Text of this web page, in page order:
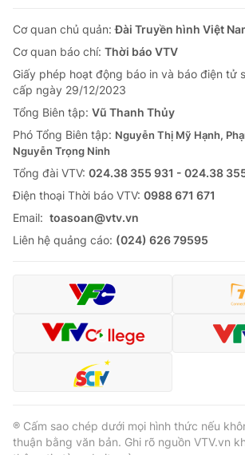
Giải sao mai
Làm đẹp
Chất lượng cuộc sống
Tuyển sinh
Học trực tuyến
Công nghệ
Hitech Công nghệ tương lai
Sản phẩm
Thị trường
Tư vấn
Giao lưu trực tuyến
Lịch phát sóng
Chuyên mục khác
Emagazine Podcast
Video Shorts
VTV Money
VTV Sức khoẻ Bất động
Cơ quan chủ quản:Đài Truyền hình Việt
Cơ quan báo chí: Thời báo VTV
Giấy phép hoạt động báo in và báo điện tử
cấp ngày 29/12/2023
Tổng Biên tập: Vũ Thanh Thủy
Phó Tổng Biên tập: Nguyễn Thị Mỹ Hạnh,
Nguyễn Trọng Ninh
Tổng đài VTV: 024.38 355 931 - 024.38
Ðiện thoại Thời báo VTV: 0988 671 671
Email: toasoan@vtv.vn
Liên hệ quảng cáo: (024) 626 79595
® Cấm sao chép dưới mọi hình thức nếu
thuận bằng văn bản. Ghi rõ nguồn VTV.vn